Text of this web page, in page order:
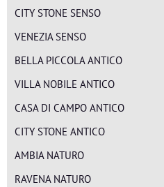
CITY STONE SENSO
VENEZIA SENSO
BELLA PICCOLA ANTICO
VILLA NOBILE ANTICO
CASA DI CAMPO ANTICO
CITY STONE ANTICO
AMBIA NATURO
RAVENA NATURO